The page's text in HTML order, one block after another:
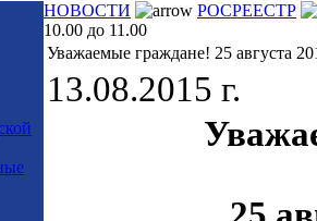
НОВОСТИ
РОСРЕЕСТР
10.00 до 11.00
Уважаемые граждане! 25 августа
13.08.2015 г.